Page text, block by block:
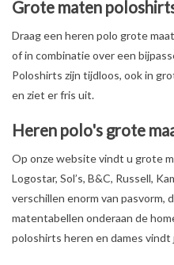
BROEKEN / SHORTS
BODYWARMERS
TRUIEN / VESTEN
JACKS / JASSEN
Grote maten
Draag een heren polo grote
of in combinatie over een
Poloshirts zijn tijdloos, ook in
en ziet er fris uit.
Heren polo's grote
Op onze website vindt u grote
Logostar, Sol’s, B&C, Russell,
verschillen enorm van pasvorm,
matentabellen onderaan de
poloshirts heren en dames